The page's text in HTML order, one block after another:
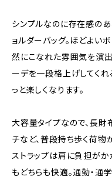
シンプルなのに存在感の
ョルダーバッグ。ほどよい
然にこなれた雰囲気を演出
ーデを一段格上げしてく
っと楽しくなります。
大容量タイプなので、長財
チなど、普段持ち歩く荷物
ストラップは肩に負担がか
もどちらも快適。通勤・通